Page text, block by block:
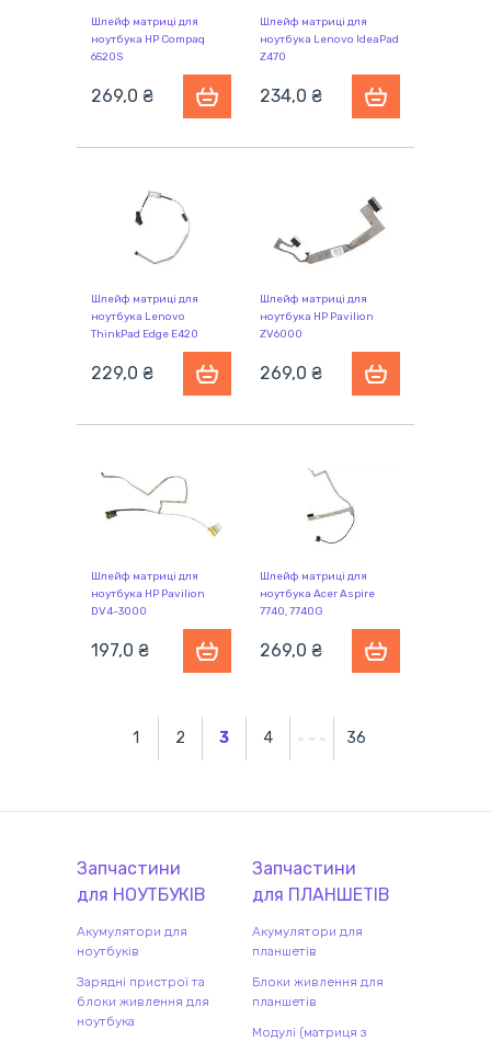
Шлейф матриці для
ноутбука HP Compaq
6520S
269,0 ₴
Шлейф матриці для
ноутбука Lenovo IdeaPad
Z470
234,0 ₴
Шлейф матриці для
ноутбука Lenovo
ThinkPad Edge E420
229,0 ₴
Шлейф матриці для
ноутбука HP Pavilion
ZV6000
269,0 ₴
Шлейф матриці для
ноутбука HP Pavilion
DV4-3000
197,0 ₴
Шлейф матриці для
ноутбука Acer Aspire
7740, 7740G
269,0 ₴
1 2 3 4 36
Запчастини
для НОУТБУКІВ
Акумулятори для
ноутбуків
Зарядні пристрої та
блоки живлення для
ноутбука
Запчастини
для ПЛАНШЕТІВ
Акумулятори для
планшетів
Блоки живлення для
планшетів
Модулі (матриця з